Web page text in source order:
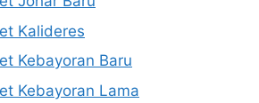
Kalideres
Kebayoran Baru
Kebayoran Lama